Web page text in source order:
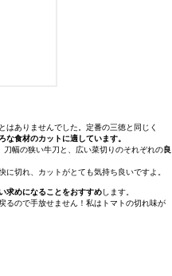
はありませんでした。定番の三徳と同じく
な食材のカットに適しています。
幅の狭い牛刀と、広い菜切りのそれぞれの良
切れ、カットがとても気持ち良いですよ。
求めになることをおすすめします。
るので手放せません！私はトマトの切れ味が